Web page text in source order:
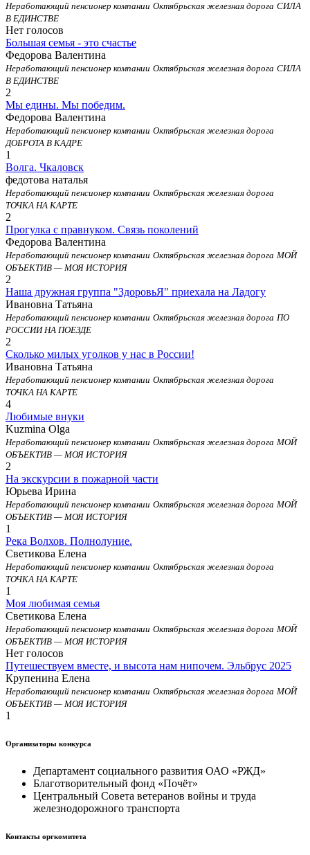
Неработающий пенсионер компании Октябрьская железная дорога СИЛА
В ЕДИНСТВЕ
Нет голосов
Большая семья - это счастье
Федорова Валентина
Неработающий пенсионер компании Октябрьская железная дорога СИЛА
В ЕДИНСТВЕ
2
Мы едины. Мы победим.
Федорова Валентина
Неработающий пенсионер компании Октябрьская железная дорога
ДОБРОТА В КАДРЕ
1
Волга. Чкаловск
федотова наталья
Неработающий пенсионер компании Октябрьская железная дорога
ТОЧКА НА КАРТЕ
2
Прогулка с правнуком. Связь поколений
Федорова Валентина
Неработающий пенсионер компании Октябрьская железная дорога МОЙ
ОБЪЕКТИВ — МОЯ ИСТОРИЯ
2
Наша дружная группа "ЗдоровьЯ" приехала на Ладогу
Ивановна Татьяна
Неработающий пенсионер компании Октябрьская железная дорога ПО
РОССИИ НА ПОЕЗДЕ
2
Сколько милых уголков у нас в России!
Ивановна Татьяна
Неработающий пенсионер компании Октябрьская железная дорога
ТОЧКА НА КАРТЕ
4
Любимые внуки
Kuzmina Olga
Неработающий пенсионер компании Октябрьская железная дорога МОЙ
ОБЪЕКТИВ — МОЯ ИСТОРИЯ
2
На экскурсии в пожарной части
Юрьева Ирина
Неработающий пенсионер компании Октябрьская железная дорога МОЙ
ОБЪЕКТИВ — МОЯ ИСТОРИЯ
1
Река Волхов. Полнолуние.
Светикова Елена
Неработающий пенсионер компании Октябрьская железная дорога
ТОЧКА НА КАРТЕ
1
Моя любимая семья
Светикова Елена
Неработающий пенсионер компании Октябрьская железная дорога МОЙ
ОБЪЕКТИВ — МОЯ ИСТОРИЯ
Нет голосов
Путешествуем вместе, и высота нам нипочем. Эльбрус 2025
Крупенина Елена
Неработающий пенсионер компании Октябрьская железная дорога МОЙ
ОБЪЕКТИВ — МОЯ ИСТОРИЯ
1
Организаторы конкурса
Департамент социального развития ОАО «РЖД»
Благотворительный фонд «Почёт»
Центральный Совета ветеранов войны и труда
железнодорожного транспорта
Контакты оргкомитета